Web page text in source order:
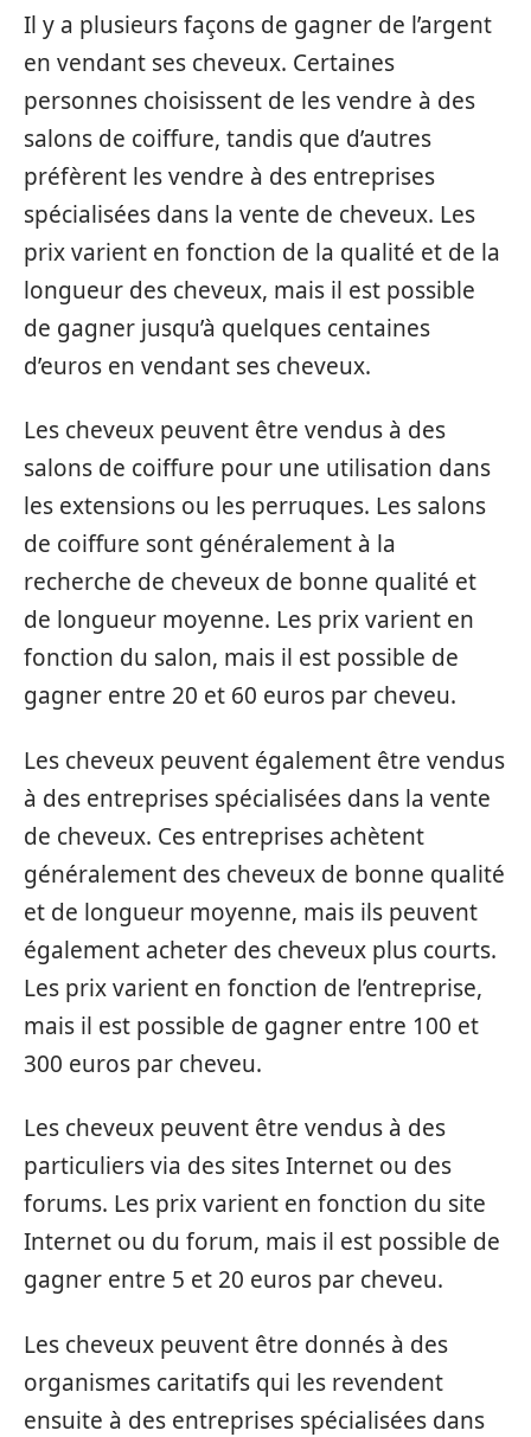
Il y a plusieurs façons de gagner de l’argent
en vendant ses cheveux. Certaines
personnes choisissent de les vendre à des
salons de coiffure, tandis que d’autres
préfèrent les vendre à des entreprises
spécialisées dans la vente de cheveux. Les
prix varient en fonction de la qualité et de la
longueur des cheveux, mais il est possible
de gagner jusqu’à quelques centaines
d’euros en vendant ses cheveux.
Les cheveux peuvent être vendus à des
salons de coiffure pour une utilisation dans
les extensions ou les perruques. Les salons
de coiffure sont généralement à la
recherche de cheveux de bonne qualité et
de longueur moyenne. Les prix varient en
fonction du salon, mais il est possible de
gagner entre 20 et 60 euros par cheveu.
Les cheveux peuvent également être vendus
à des entreprises spécialisées dans la vente
de cheveux. Ces entreprises achètent
généralement des cheveux de bonne qualité
et de longueur moyenne, mais ils peuvent
également acheter des cheveux plus courts.
Les prix varient en fonction de l’entreprise,
mais il est possible de gagner entre 100 et
300 euros par cheveu.
Les cheveux peuvent être vendus à des
particuliers via des sites Internet ou des
forums. Les prix varient en fonction du site
Internet ou du forum, mais il est possible de
gagner entre 5 et 20 euros par cheveu.
Les cheveux peuvent être donnés à des
organismes caritatifs qui les revendent
ensuite à des entreprises spécialisées dans